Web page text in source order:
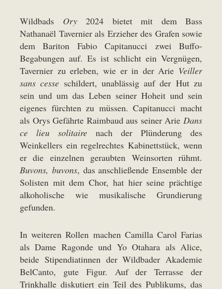
Wildbads Ory2024 bietet mit dem Bass
Nathanaël Tavernier als Erzieher des Grafen sowie
dem Bariton Fabio Capitanucci zwei Buffo-
Begabungen auf. Es ist schlicht ein Vergnügen,
Tavernier zu erleben, wie er in der Arie Veiller
sans cesse schildert, unablässig auf der Hut zu
sein und um das Leben seiner Hoheit und sein
eigenes fürchten zu müssen. Capitanucci macht
als Orys Gefährte Raimbaud aus seiner Arie Dans
ce lieu solitaire nach der Plünderung des
Weinkellers ein regelrechtes Kabinettstück, wenn
er die einzelnen geraubten Weinsorten rühmt.
Buvons, buvons, das anschließende Ensemble der
Solisten mit dem Chor, hat hier seine prächtige
alkoholische wie musikalische Grundierung
gefunden.
In weiteren Rollen machen Camilla Carol Farias
als Dame Ragonde und Yo Otahara als Alice,
beide Stipendiatinnen der Wildbader Akademie
BelCanto, gute Figur. Auf der Terrasse der
Trinkhalle diskutiert ein Teil des Publikums, das